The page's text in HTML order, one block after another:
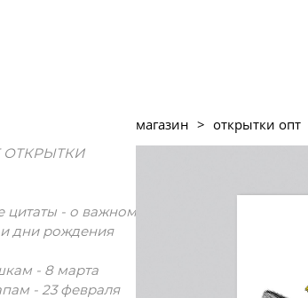
ОТКРЫТКИ
- о важном
дни рождения
- 8 марта
- 23 февраля
магазин > открытки опт